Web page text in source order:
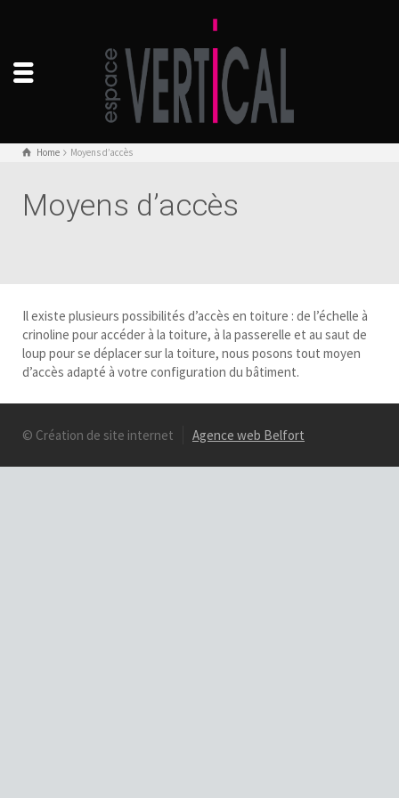
Home Moyens d’accès
Moyens d’accès
Il existe plusieurs possibilités d’accès en toiture : de l’échelle à
crinoline pour accéder à la toiture, à la passerelle et au saut de
loup pour se déplacer sur la toiture, nous posons tout moyen
d’accès adapté à votre configuration du bâtiment.
© Création de site internet Agence web Belfort